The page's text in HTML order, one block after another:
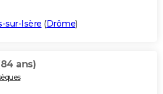
sur-Isère (Drôme)
ans)